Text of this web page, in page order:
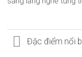
Đặc điểm nổi